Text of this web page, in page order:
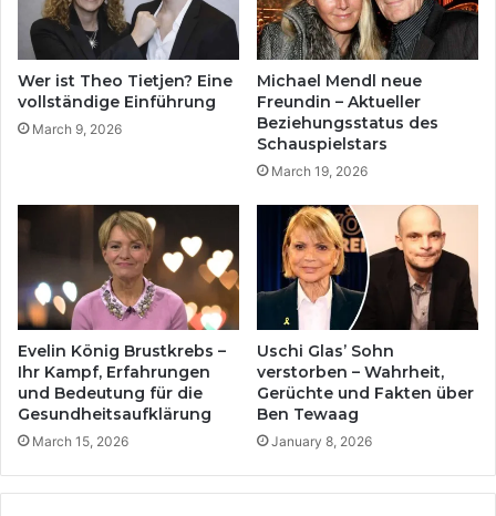
Wer ist Theo Tietjen? Eine
vollständige Einführung
March 9, 2026
Michael Mendl neue
Freundin – Aktueller
Beziehungsstatus des
Schauspielstars
March 19, 2026
Evelin König Brustkrebs –
Ihr Kampf, Erfahrungen
und Bedeutung für die
Gesundheitsaufklärung
March 15, 2026
Uschi Glas’ Sohn
verstorben – Wahrheit,
Gerüchte und Fakten über
Ben Tewaag
January 8, 2026